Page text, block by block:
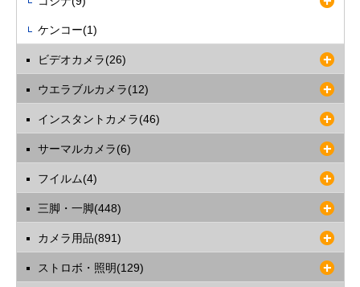
ケンコー(1)
ビデオカメラ(26)
ウエラブルカメラ(12)
インスタントカメラ(46)
サーマルカメラ(6)
フイルム(4)
三脚・一脚(448)
カメラ用品(891)
ストロボ・照明(129)